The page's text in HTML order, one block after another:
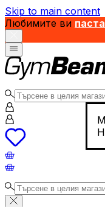
Skip to main content
Любимите ви